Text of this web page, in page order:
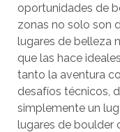
oportunidades de
zonas no solo son
lugares de belleza
que las hace
tanto la aventura
desafíos técnicos,
simplemente un
lugares de boulder